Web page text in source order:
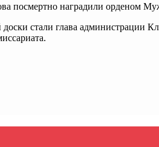
посмертно наградили орденом
стали глава администрации